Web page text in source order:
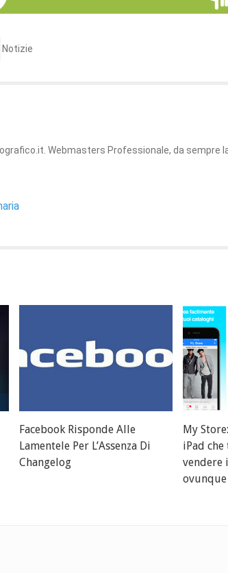
Notizie
Webmasters Professionale, da sempre
Facebook Risponde Alle
Lamentele Per L’Assenza Di
Changelog
My
iPad